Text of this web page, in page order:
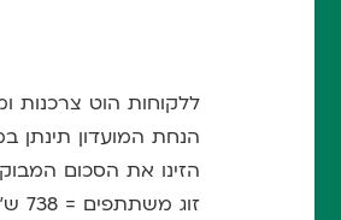
ללקוחות הוט צרכנות
הנחת המועדון תינתן
הזינו את הסכום